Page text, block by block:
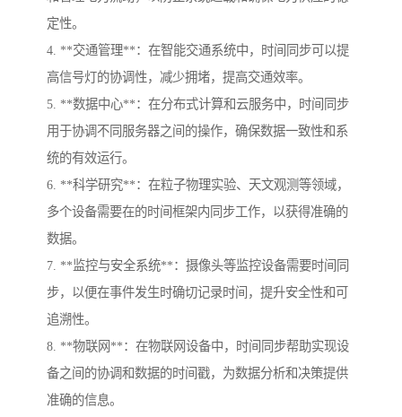
定性。
4. **交通管理**：在智能交通系统中，时间同步可以提
高信号灯的协调性，减少拥堵，提高交通效率。
5. **数据中心**：在分布式计算和云服务中，时间同步
用于协调不同服务器之间的操作，确保数据一致性和系
统的有效运行。
6. **科学研究**：在粒子物理实验、天文观测等领域，
多个设备需要在的时间框架内同步工作，以获得准确的
数据。
7. **监控与安全系统**：摄像头等监控设备需要时间同
步，以便在事件发生时确切记录时间，提升安全性和可
追溯性。
8. **物联网**：在物联网设备中，时间同步帮助实现设
备之间的协调和数据的时间戳，为数据分析和决策提供
准确的信息。